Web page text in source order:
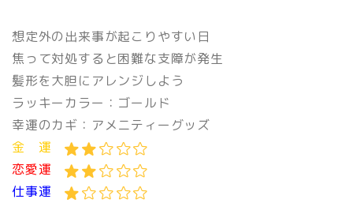
想定外の出来事が起こりやすい日
焦って対処すると困難な支障が発生
髪形を大胆にアレンジしよう
ラッキーカラー：ゴールド
幸運のカギ：アメニティーグッズ
金 運
恋愛運
仕事運